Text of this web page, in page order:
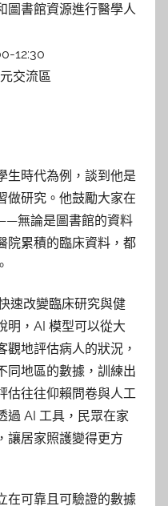
圖書館資源進行醫學人
12:30
交流區
生時代為例，談到他是
做研究。他鼓勵大家在
無論是圖書館的資料
院累積的臨床資料，都
速改變臨床研究與健
明，AI 模型可以從大
觀地評估病人的狀況，
同地區的數據，訓練出
估往往仰賴問卷與人工
過 AI 工具，民眾在家
讓居家照護變得更方
在可靠且可驗證的數據